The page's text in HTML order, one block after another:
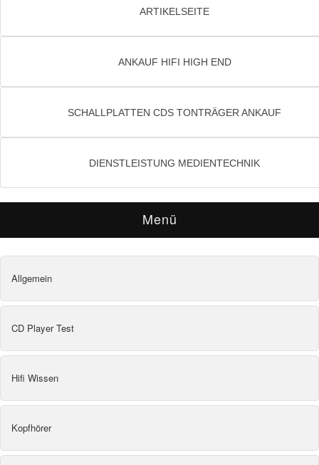
ARTIKELSEITE
ANKAUF HIFI HIGH END
SCHALLPLATTEN CDS TONTRÄGER ANKAUF
DIENSTLEISTUNG MEDIENTECHNIK
Menü
Allgemein
CD Player Test
Hifi Wissen
Kopfhörer